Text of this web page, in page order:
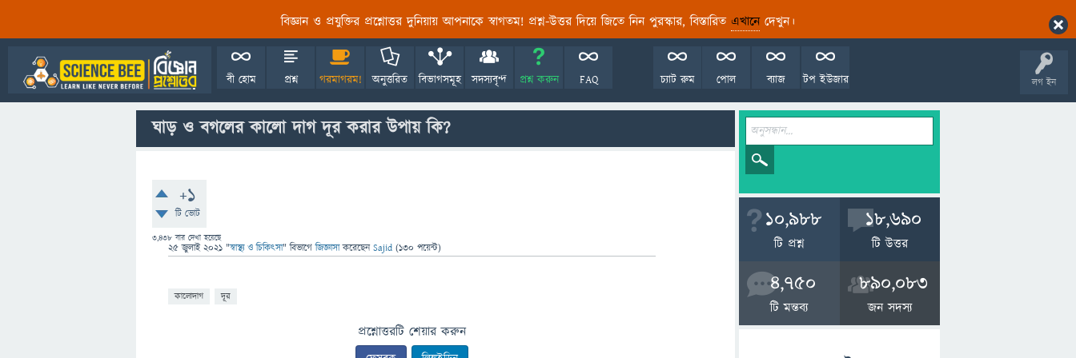
বিজ্ঞান ও প্রযুক্তির প্রশ্নোত্তর দুনিয়ায় আপনাকে স্বাগতম! প্রশ্ন-উত্তর দিয়ে জিতে নিন পুরস্কার, বিস্তারিত এখানেদেখুন।
লগ ইন
বী হোম প্রশ্ন গরমাগরম! অনুত্তরিত বিভাগসমূহ সদস্যবৃন্দ প্রশ্ন করুন FAQ টপ ইউজার
ব্যাজ
পোল
চ্যাট রুম
ঘাড় ও বগলের কালো দাগ দূর করার উপায় কি?
+1
টি ভোট
3,438 বার দেখা হয়েছে
25 জুলাই 2021 "স্বাস্থ্য ও চিকিৎসা" বিভাগে জিজ্ঞাসাকরেছেনSajid (130 পয়েন্ট)
কালোদাগ দূর
প্রশ্নোত্তরটি শেয়ার করুন
10,988
টি প্রশ্ন
18,690
টি উত্তর
4,750
টি মন্তব্য
890,083
জন সদস্য